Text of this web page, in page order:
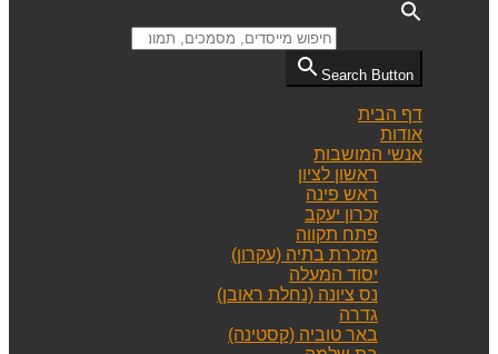
Search Button
דף הבית
אודות
אנשי המושבות
ראשון לציון
ראש פינה
זכרון יעקב
פתח תקווה
מזכרת בתיה (עקרון)
יסוד המעלה
נס ציונה (נחלת ראובן)
גדרה
באר טוביה (קסטינה)